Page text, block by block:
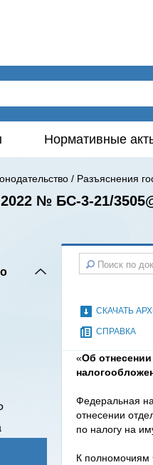
Нормативные
/ Разъяснения
№ БС-3-21/
СКАЧАТЬ
СПРАВКА
«Об
Федеральная
отнесении
по налогу на
К